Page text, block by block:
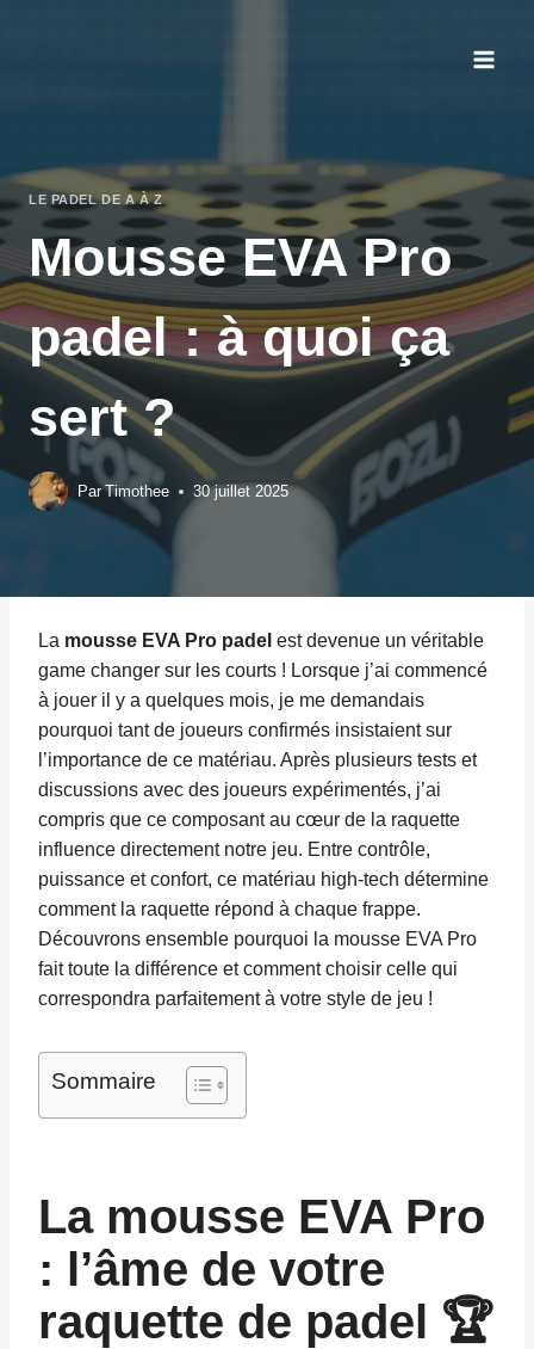
LE PADEL DE A À Z
Mousse EVA Pro
padel : à quoi ça
sert ?
Par Timothee 30 juillet 2025
La mousse EVA Pro padel est devenue un véritable
game changer sur les courts ! Lorsque j’ai commencé
à jouer il y a quelques mois, je me demandais
pourquoi tant de joueurs confirmés insistaient sur
l’importance de ce matériau. Après plusieurs tests et
discussions avec des joueurs expérimentés, j’ai
compris que ce composant au cœur de la raquette
influence directement notre jeu. Entre contrôle,
puissance et confort, ce matériau high-tech détermine
comment la raquette répond à chaque frappe.
Découvrons ensemble pourquoi la mousse EVA Pro
fait toute la différence et comment choisir celle qui
correspondra parfaitement à votre style de jeu !
Sommaire
La mousse EVA Pro
: l’âme de votre
raquette de padel 🏆